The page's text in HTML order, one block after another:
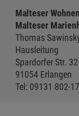
Malteser
Malteser
Thomas
Hausleitung
Spardorfer Str. 32
91054 Erlangen
Tel: 09131 802-